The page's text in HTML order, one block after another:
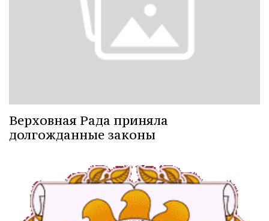
Верховная Рада приняла
долгожданные законы